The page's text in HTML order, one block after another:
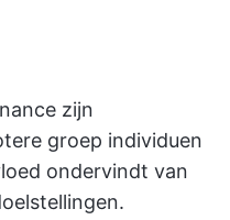
zijn
groep individuen
ondervindt van